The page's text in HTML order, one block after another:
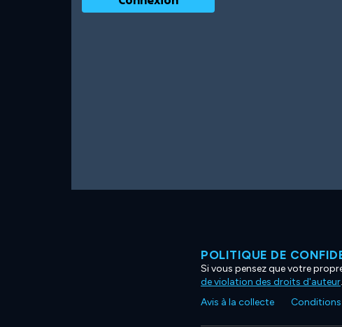
POLITIQUE DE
Si vous pensez que votre
de violation des droits d'auteur.
Avis à la collecte